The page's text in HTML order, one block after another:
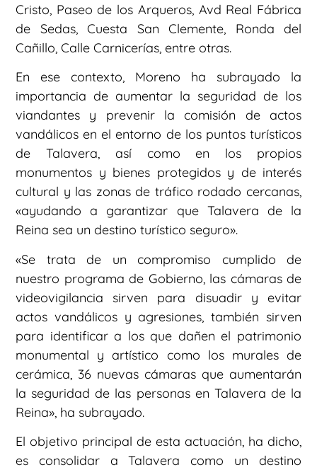
Cristo, Paseo de los Arqueros, Avd Real Fábrica
de Sedas, Cuesta San Clemente, Ronda del
Cañillo, Calle Carnicerías, entre otras.
En ese contexto, Moreno ha subrayado la
importancia de aumentar la seguridad de los
viandantes y prevenir la comisión de actos
vandálicos en el entorno de los puntos turísticos
de Talavera, así como en los propios
monumentos y bienes protegidos y de interés
cultural y las zonas de tráfico rodado cercanas,
«ayudando a garantizar que Talavera de la
Reina sea un destino turístico seguro».
«Se trata de un compromiso cumplido de
nuestro programa de Gobierno, las cámaras de
videovigilancia sirven para disuadir y evitar
actos vandálicos y agresiones, también sirven
para identificar a los que dañen el patrimonio
monumental y artístico como los murales de
cerámica, 36 nuevas cámaras que aumentarán
la seguridad de las personas en Talavera de la
Reina», ha subrayado.
El objetivo principal de esta actuación, ha dicho,
es consolidar a Talavera como un destino